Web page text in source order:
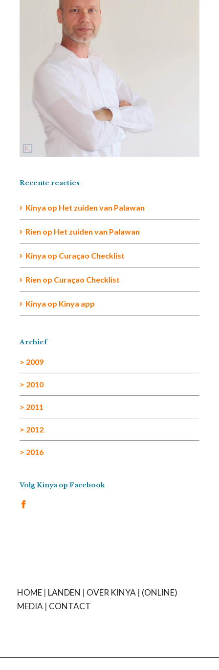
Recente reacties
Kinya op Het zuiden van Palawan
Rien op Het zuiden van Palawan
Kinya op Curaçao Checklist
Rien op Curaçao Checklist
Kinya op Kinya app
Archief
> 2009
> 2010
> 2011
> 2012
> 2016
Volg Kinya op Facebook
HOME| LANDEN | OVER KINYA| (ONLINE)
MEDIA| CONTACT